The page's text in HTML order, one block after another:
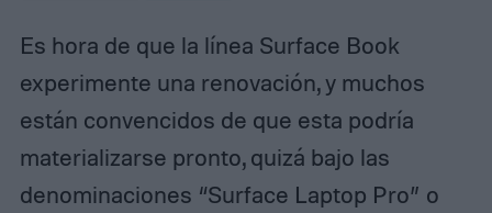
Es hora de que la línea Surface Book
experimente una renovación, y muchos
están convencidos de que esta podría
materializarse pronto, quizá bajo las
denominaciones “Surface Laptop Pro” o